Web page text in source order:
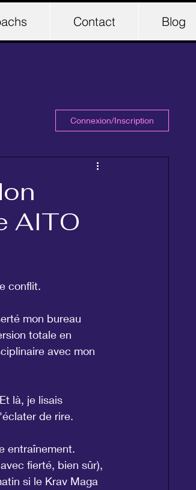
Contact Blog
Connexion/Inscription
AITO
conflit.
mon bureau
totale en
avec mon
là, je lisais
de rire.
entraînement.
fierté, bien sûr),
si le Krav Maga